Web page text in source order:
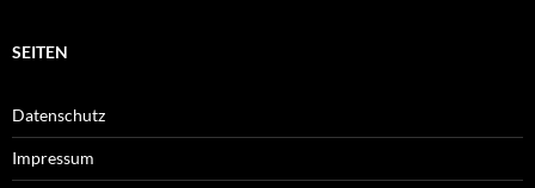
SEITEN
Datenschutz
Impressum